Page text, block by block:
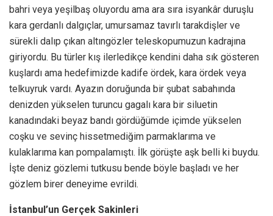
bahri veya yeşilbaş oluyordu ama ara sıra isyankâr duruşlu
kara gerdanlı dalgıçlar, umursamaz tavırlı tarakdişler ve
sürekli dalıp çıkan altıngözler teleskopumuzun kadrajına
giriyordu. Bu türler kış ilerledikçe kendini daha sık gösteren
kuşlardı ama hedefimizde kadife ördek, kara ördek veya
telkuyruk vardı. Ayazın doruğunda bir şubat sabahında
denizden yükselen turuncu gagalı kara bir siluetin
kanadındaki beyaz bandı gördüğümde içimde yükselen
coşku ve sevinç hissetmediğim parmaklarıma ve
kulaklarıma kan pompalamıştı. İlk görüşte aşk belli ki buydu.
İşte deniz gözlemi tutkusu bende böyle başladı ve her
gözlem birer deneyime evrildi.
İstanbul’un Gerçek Sakinleri